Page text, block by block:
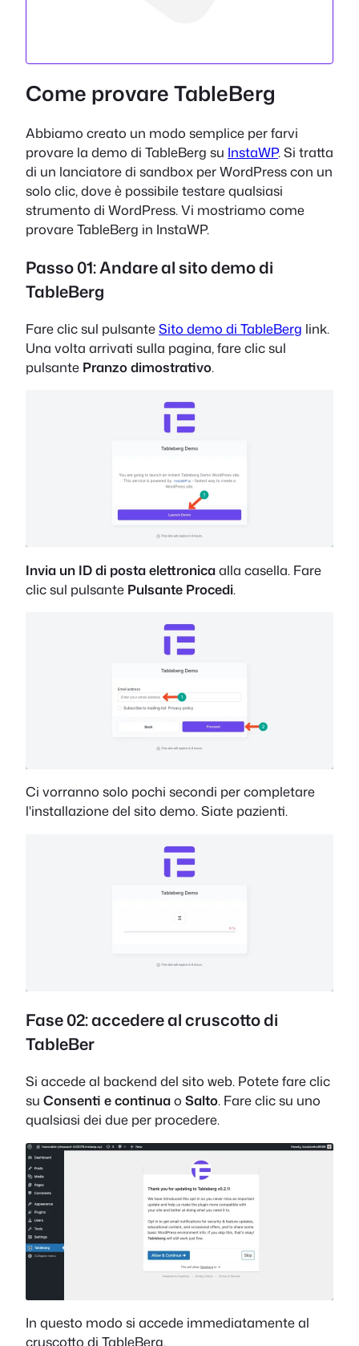
Come provare TableBerg
Abbiamo creato un modo semplice per farvi
provare la demo di TableBerg su InstaWP. Si tratta
di un lanciatore di sandbox per WordPress con un
solo clic, dove è possibile testare qualsiasi
strumento di WordPress. Vi mostriamo come
provare TableBerg in InstaWP.
Passo 01: Andare al sito demo di
TableBerg
Fare clic sul pulsanteSito demo di TableBerg link.
Una volta arrivati sulla pagina, fare clic sul
pulsante Pranzo dimostrativo.
Invia un ID di posta elettronicaalla casella. Fare
clic sul pulsante Pulsante Procedi.
Ci vorranno solo pochi secondi per completare
l'installazione del sito demo. Siate pazienti.
Fase 02: accedere al cruscotto di
TableBer
Si accede al backend del sito web. Potete fare clic
su Consenti e continuao Salto. Fare clic su uno
qualsiasi dei due per procedere.
In questo modo si accede immediatamente al
cruscotto di TableBerg.